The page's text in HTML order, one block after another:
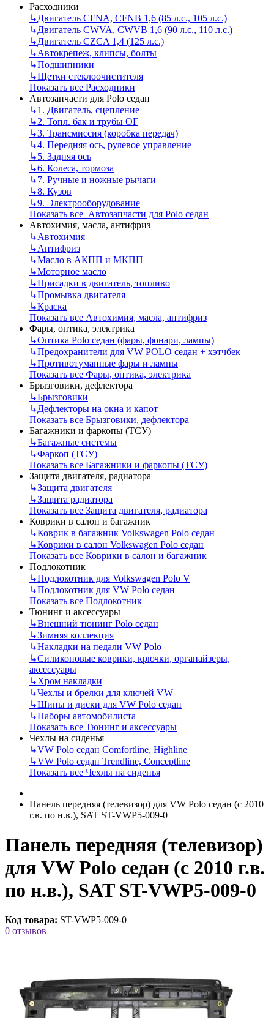
Расходники
↳Двигатель CFNA, CFNB 1,6 (85 л.с., 105 л.с.)
↳Двигатель CWVA, CWVB 1,6 (90 л.с., 110 л.с.)
↳Двигатель CZCA 1,4 (125 л.с.)
↳Автокрепеж, клипсы, болты
↳Подшипники
↳Щетки стеклоочистителя
Показать все Расходники
Автозапчасти для Polo седан
↳1. Двигатель, сцепление
↳2. Топл. бак и трубы ОГ
↳3. Трансмиссия (коробка передач)
↳4. Передняя ось, рулевое управление
↳5. Задняя ось
↳6. Колеса, тормоза
↳7. Ручные и ножные рычаги
↳8. Кузов
↳9. Электрооборудование
Показать все Автозапчасти для Polo седан
Автохимия, масла, антифриз
↳Автохимия
↳Антифриз
↳Масло в АКПП и МКПП
↳Моторное масло
↳Присадки в двигатель, топливо
↳Промывка двигателя
↳Краска
Показать все Автохимия, масла, антифриз
Фары, оптика, электрика
↳Оптика Polo седан (фары, фонари, лампы)
↳Предохранители для VW POLO седан + хэтчбек
↳Противотуманные фары и лампы
Показать все Фары, оптика, электрика
Брызговики, дефлектора
↳Брызговики
↳Дефлекторы на окна и капот
Показать все Брызговики, дефлектора
Багажники и фаркопы (ТСУ)
↳Багажные системы
↳Фаркоп (ТСУ)
Показать все Багажники и фаркопы (ТСУ)
Защита двигателя, радиатора
↳Защита двигателя
↳Защита радиатора
Показать все Защита двигателя, радиатора
Коврики в салон и багажник
↳Коврик в багажник Volkswagen Polo седан
↳Коврики в салон Volkswagen Polo седан
Показать все Коврики в салон и багажник
Подлокотник
↳Подлокотник для Volkswagen Polo V
↳Подлокотник для VW Polo седан
Показать все Подлокотник
Тюнинг и аксессуары
↳Внешний тюнинг Polo седан
↳Зимняя коллекция
↳Накладки на педали VW Polo
↳Силиконовые коврики, крючки, органайзеры,
аксессуары
↳Хром накладки
↳Чехлы и брелки для ключей VW
↳Шины и диски для VW Polo седан
↳Наборы автомобилиста
Показать все Тюнинг и аксессуары
Чехлы на сиденья
↳VW Polo седан Comfortline, Highline
↳VW Polo седан Trendline, Conceptline
Показать все Чехлы на сиденья
Панель передняя (телевизор) для VW Polo седан (с 2010
г.в. по н.в.), SAT ST-VWP5-009-0
Панель передняя (телевизор)
для VW Polo седан (с 2010 г.в.
по н.в.), SAT ST-VWP5-009-0
Код товара: ST-VWP5-009-0
0 отзывов